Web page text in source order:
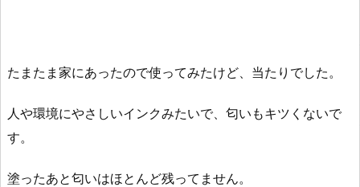
たまたま家にあったので使ってみたけど、当たりでした。
人や環境にやさしいインクみたいで、匂いもキツくないで
す。
塗ったあと匂いはほとんど残ってません。